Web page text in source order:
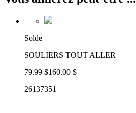
Solde
SOULIERS TOUT ALLER
79.99 $160.00 $
26137351